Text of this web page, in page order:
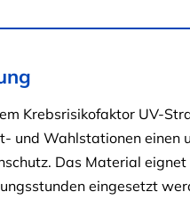
Krebsrisikofaktor UV-
und Wahlstationen einen
Das Material
eingesetzt